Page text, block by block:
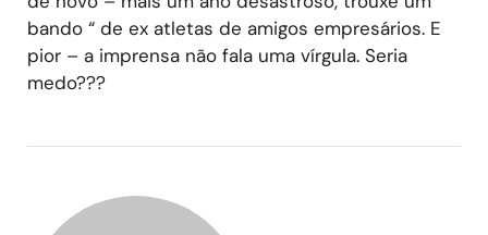
bando “ de ex atletas de amigos empresários. E
pior – a imprensa não fala uma vírgula. Seria
medo???